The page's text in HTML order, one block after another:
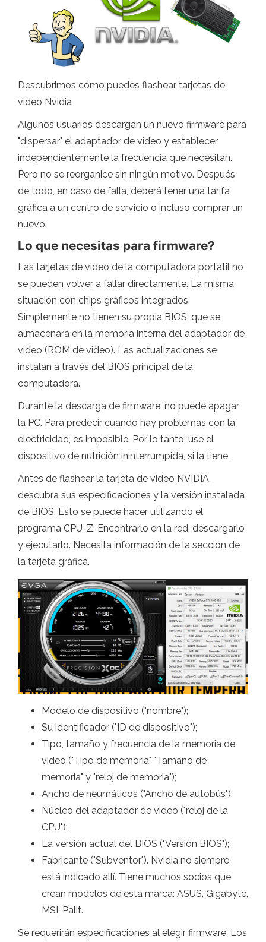
Descubrimos cómo puedes flashear tarjetas de
video Nvidia
Algunos usuarios descargan un nuevo firmware para
"dispersar" el adaptador de video y establecer
independientemente la frecuencia que necesitan.
Pero no se reorganice sin ningún motivo. Después
de todo, en caso de falla, deberá tener una tarifa
gráfica a un centro de servicio o incluso comprar un
nuevo.
Lo que necesitas para firmware?
Las tarjetas de video de la computadora portátil no
se pueden volver a fallar directamente. La misma
situación con chips gráficos integrados.
Simplemente no tienen su propia BIOS, que se
almacenará en la memoria interna del adaptador de
video (ROM de video). Las actualizaciones se
instalan a través del BIOS principal de la
computadora.
Durante la descarga de firmware, no puede apagar
la PC. Para predecir cuando hay problemas con la
electricidad, es imposible. Por lo tanto, use el
dispositivo de nutrición ininterrumpida, si la tiene.
Antes de flashear la tarjeta de video NVIDIA,
descubra sus especificaciones y la versión instalada
de BIOS. Esto se puede hacer utilizando el
programa CPU-Z. Encontrarlo en la red, descargarlo
y ejecutarlo. Necesita información de la sección de
la tarjeta gráfica.
Modelo de dispositivo ("nombre");
Su identificador ("ID de dispositivo");
Tipo, tamaño y frecuencia de la memoria de
video ("Tipo de memoria". "Tamaño de
memoria" y "reloj de memoria");
Ancho de neumáticos ("Ancho de autobús");
Núcleo del adaptador de video ("reloj de la
CPU");
La versión actual del BIOS ("Versión BIOS");
Fabricante ("Subventor"). Nvidia no siempre
está indicado allí. Tiene muchos socios que
crean modelos de esta marca: ASUS, Gigabyte,
MSI, Palit.
Se requerirán especificaciones al elegir firmware. Los